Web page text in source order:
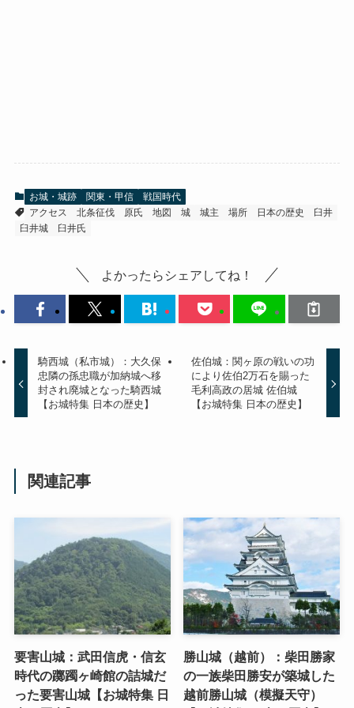
お城・城跡 関東・甲信
戦国時代
アクセス
北条征伐 原氏 地図 城 城主 場所 日本の歴史
臼井
臼井城
臼井氏
よかったらシェアしてね！
騎西城（私市城）：大久保
忠隣の孫忠職が加納城へ移
封され廃城となった騎西城
【お城特集 日本の歴史】
佐伯城：関ヶ原の戦いの功
により佐伯2万石を賜った
毛利高政の居城 佐伯城
【お城特集 日本の歴史】
関連記事
要害山城：武田信虎・信玄
時代の躑躅ヶ崎館の詰城だ
った要害山城【お城特集 日
勝山城（越前）：柴田勝家
の一族柴田勝安が築城した
越前勝山城（模擬天守）